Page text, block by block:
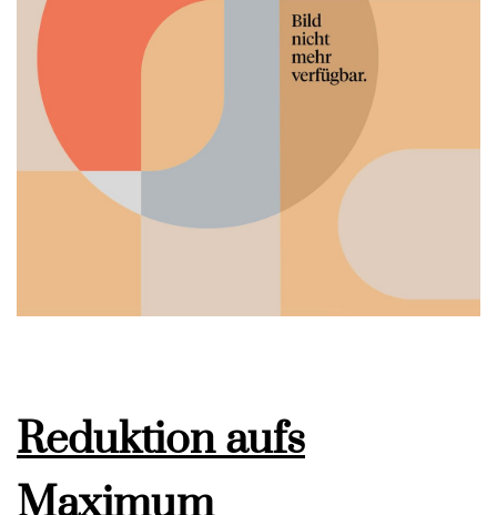
Reduktion aufs